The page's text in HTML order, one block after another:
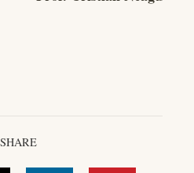
SHARE